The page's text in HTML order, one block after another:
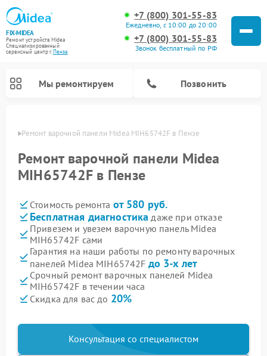
FIX-MIDEA
Ремонт устройств Midea
Специализированный
cервисный центр г.Пенза
+7 (800) 301-55-83
Ежедневно, с 10:00 до 20:00
+7 (800) 301-55-83
Звонок бесплатный по РФ
Мы ремонтируем Позвонить
Ремонт варочной панели Midea MIH65742F в Пензе
Ремонт варочной панели Midea
MIH65742F в Пензе
Стоимость ремонта от 580 руб.
Бесплатная диагностика даже при отказе
Привезем и увезем варочную панель Midea
MIH65742F сами
Гарантия на наши работы по ремонту варочных
панелей Midea MIH65742F до 3-х лет
Срочный ремонт варочных панелей Midea
MIH65742F в течении часа
Скидка для вас до 20%
Консультация со специалистом